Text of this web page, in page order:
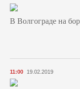
В Волгограде на
11:00 19.02.2019